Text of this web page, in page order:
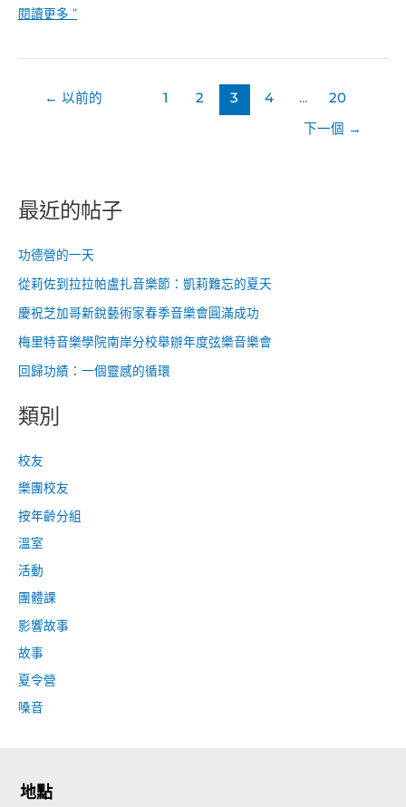
閱讀更多 ”
← 以前的 1 2 3 4 ...
20
下一個 →
最近的帖子
功德營的一天
從莉佐到拉拉帕盧扎音樂節：凱莉難忘的夏天
慶祝芝加哥新銳藝術家春季音樂會圓滿成功
梅里特音樂學院南岸分校舉辦年度弦樂音樂會
回歸功績：一個靈感的循環
類別
校友
樂團校友
按年齡分組
溫室
活動
團體課
影響故事
故事
夏令營
嗓音
地點